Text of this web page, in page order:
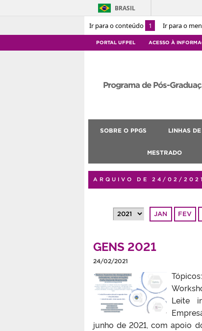
Ir para o conteúdo 1 Ir para o
BRASIL
PORTAL UFPEL ACESSO À
Programa de Pós-
SOBRE O PPGS LINHAS
MESTRADO
ARQUIVO DE 24/02/2021
JAN FEV
GENS 2021
24/02/2021
Leite
junho de 2021, com apoio